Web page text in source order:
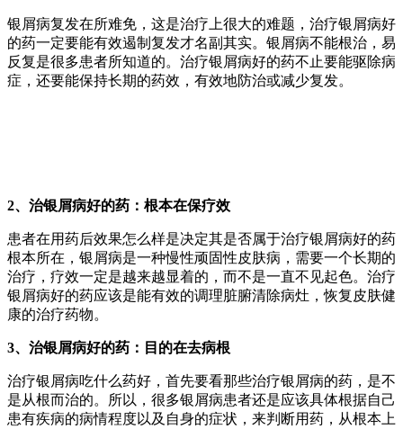
银屑病复发在所难免，这是治疗上很大的难题，治疗银屑病好
的药一定要能有效遏制复发才名副其实。银屑病不能根治，易
反复是很多患者所知道的。治疗银屑病好的药不止要能驱除病
症，还要能保持长期的药效，有效地防治或减少复发。
2、治银屑病好的药：根本在保疗效
患者在用药后效果怎么样是决定其是否属于治疗银屑病好的药
根本所在，银屑病是一种慢性顽固性皮肤病，需要一个长期的
治疗，疗效一定是越来越显着的，而不是一直不见起色。治疗
银屑病好的药应该是能有效的调理脏腑清除病灶，恢复皮肤健
康的治疗药物。
3、治银屑病好的药：目的在去病根
治疗银屑病吃什么药好，首先要看那些治疗银屑病的药，是不
是从根而治的。所以，很多银屑病患者还是应该具体根据自己
患有疾病的病情程度以及自身的症状，来判断用药，从根本上